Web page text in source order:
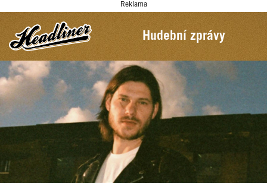
Reklama
Hudební zprávy